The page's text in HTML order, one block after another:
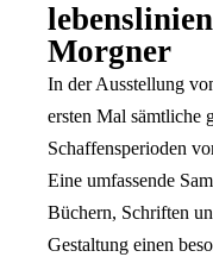
Morgner
In der Ausstellung
ersten Mal sämtliche
Schaffensperioden
Eine umfassende
Büchern, Schriften
Gestaltung einen